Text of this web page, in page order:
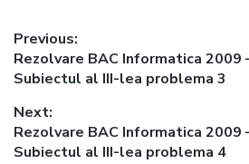
Post
navigation
Previous:
Previous
post:
Rezolvare BAC Informatica 2009
Subiectul al III-lea problema 3
Next:
Next
post:
Rezolvare BAC Informatica 2009
Subiectul al III-lea problema 4